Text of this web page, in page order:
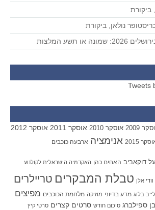
ביקורת
נולאן, ביקורת
או תשע המלצות
Tweets
2009 אוסקר 2010 אוסקר 2011 אוסקר 2012
2015 אנימציה ארבעה כוכבים
דוקאביב האחים כהן האקדמיה הישראלית לקולנוע
וודי אלן טבלת המבקרים טריילרים
לייב בלוג מדע בדיוני מוזיקה מלחמת הכוכבים מפיצים
ספילברג סיכום חודש סרטים קצרים סרטי קיץ